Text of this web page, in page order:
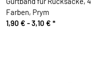
Farben, Prym
1,90 € -3,10 € *